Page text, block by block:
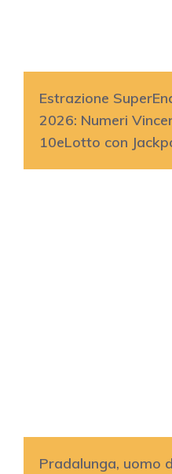
Estrazione
2026: Numeri
10eLotto con
Pradalunga, uomo